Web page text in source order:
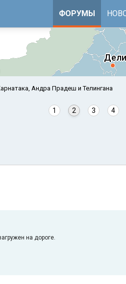
ФОРУМЫ
Андра Прадеш и Телингана
1 2 3 4
на дороге.